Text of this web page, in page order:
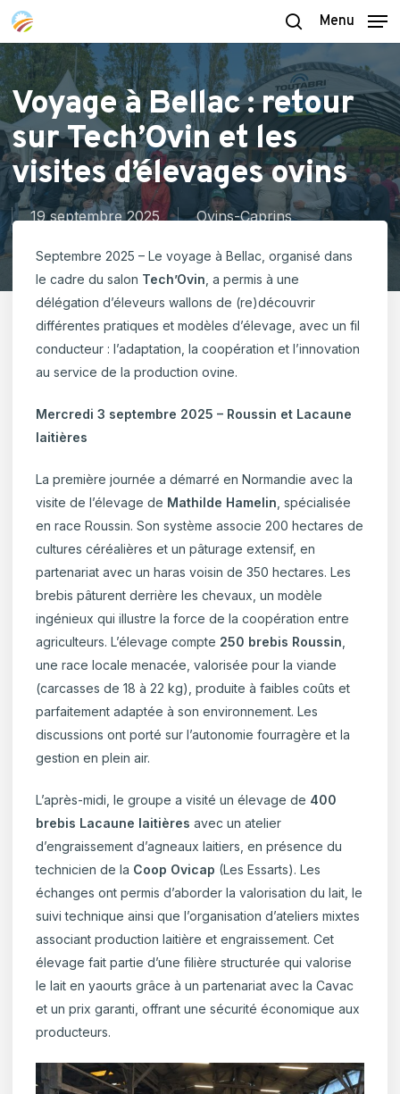
Skip
main
content
search
Menu
Voyage à Bellac : retour
sur Tech’Ovin et les
visites d’élevages ovins
19 septembre 2025 Ovins-Caprins
Septembre 2025 – Le voyage à Bellac, organisé dans
le cadre du salon Tech’Ovin , a permis à une
délégation d’éleveurs wallons de (re)découvrir
différentes pratiques et modèles d’élevage, avec un fil
conducteur : l’adaptation, la coopération et l’innovation
au service de la production ovine.
Mercredi 3 septembre 2025 – Roussin et Lacaune
laitières
La première journée a démarré en Normandie avec la
visite de l’élevage de Mathilde Hamelin , spécialisée
en race Roussin. Son système associe 200 hectares de
cultures céréalières et un pâturage extensif, en
partenariat avec un haras voisin de 350 hectares. Les
brebis pâturent derrière les chevaux, un modèle
ingénieux qui illustre la force de la coopération entre
agriculteurs. L’élevage compte 250 brebis Roussin
une race locale menacée, valorisée pour la viande
(carcasses de 18 à 22 kg), produite à faibles coûts et
parfaitement adaptée à son environnement. Les
discussions ont porté sur l’autonomie fourragère et la
gestion en plein air.
L’après-midi, le groupe a visité un élevage de 400
brebis Lacaune laitières avec un atelier
d’engraissement d’agneaux laitiers, en présence du
technicien de la Coop Ovicap (Les Essarts). Les
échanges ont permis d’aborder la valorisation du lait, le
suivi technique ainsi que l’organisation d’ateliers mixtes
associant production laitière et engraissement. Cet
élevage fait partie d’une filière structurée qui valorise
le lait en yaourts grâce à un partenariat avec la Cavac
et un prix garanti, offrant une sécurité économique aux
producteurs.